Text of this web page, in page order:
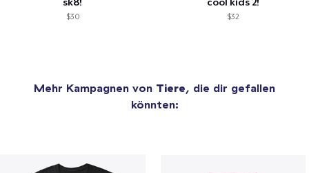
$30 $32
Mehr Kampagnen von Tiere, die dir gefallen
könnten: